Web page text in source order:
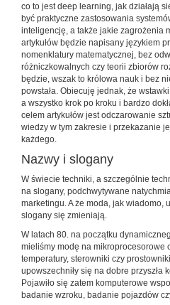
co to jest deep learning, jak działają
być praktyczne zastosowania
inteligencję, a także jakie zagrożenia
artykułów będzie napisany językiem
nomenklatury matematycznej, bez
różniczkowalnych czy teorii zbiorów
będzie, wszak to królowa nauk i bez
powstała. Obiecuję jednak, że
a wszystko krok po kroku i bardzo
celem artykułów jest odczarowanie
wiedzy w tym zakresie i przekazanie
każdego.
Nazwy i slogany
W świecie techniki, a szczególnie
na slogany, podchwytywane
marketingu. A że moda, jak wiadomo,
slogany się zmieniają.
W latach 80. na początku
mieliśmy modę na mikroprocesorowe
temperatury, sterowniki czy
upowszechniły się na dobre przyszła
Pojawiło się zatem komputerowe
badanie wzroku, badanie pojazdów